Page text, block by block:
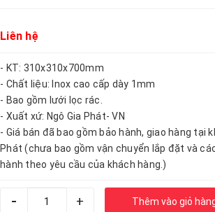
Liên hệ
- KT: 310x310x700mm
- Chất liệu: Inox cao cấp dày 1mm
- Bao gồm lưới lọc rác.
- Xuất xứ: Ngô Gia Phát- VN
- Giá bán đã bao gồm bảo hành, giao hàng tại
Phát (chưa bao gồm vận chuyển lắp đặt và
hành theo yêu cầu của khách hàng.)
- + Thêm vào giỏ